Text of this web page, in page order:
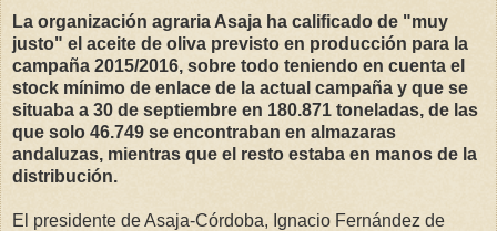
La organización agraria Asaja ha calificado de "muy
justo" el aceite de oliva previsto en producción para la
campaña 2015/2016, sobre todo teniendo en cuenta el
stock mínimo de enlace de la actual campaña y que se
situaba a 30 de septiembre en 180.871 toneladas, de las
que solo 46.749 se encontraban en almazaras
andaluzas, mientras que el resto estaba en manos de la
distribución.
El presidente de Asaja-Córdoba, Ignacio Fernández de